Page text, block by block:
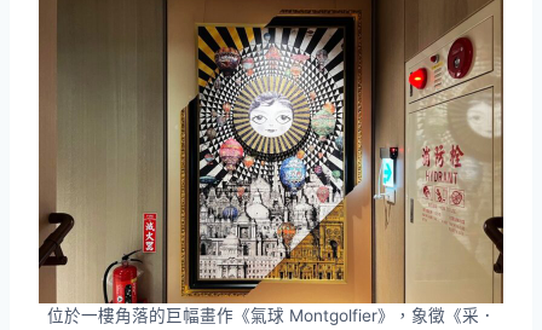
位於一樓角落的巨幅畫作《氣球 Montgolfier》，象徵《采．